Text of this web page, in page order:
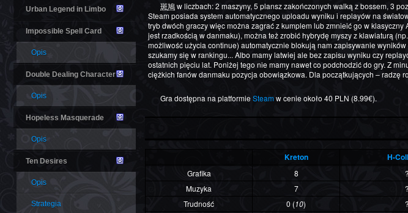
Urban Legend in Limbo
Impossible Spell Card
Opis
Double Dealing Character
Opis
Hopeless Masquerade
Opis
Ten Desires
Opis
Strategia
斑鳩w liczbach: 2 maszyny, 5 plansz zakończonych walką z bossem, 3
Steam posiada system automatycznego uploadu wyniku i replayów na
tryb dwóch graczy więc można zagrać z kumplem lub zmnieić go w
jest rzadkością w danmaku), można też zrobić hybrydę myszy z klawiaturą
możliwość użycia continue) automatycznie blokują nam zapisywanie
szukamy się w rankingu... Albo mamy latwiej ale bez zapisu wyniku czy
ostatnich pięciu lat. Poniżej tego nie mamy nawet co podchodzić do gry. Z
ciężkich fanów danmaku pozycja obowiązkowa. Dla początkujących – radzę
Gra dostępna na platformieSteamw cenie około 40 PLN (8.99€).
Kreton H-
Grafika 8 ?
Muzyka
7 ?
Trudność
0 (10) ?